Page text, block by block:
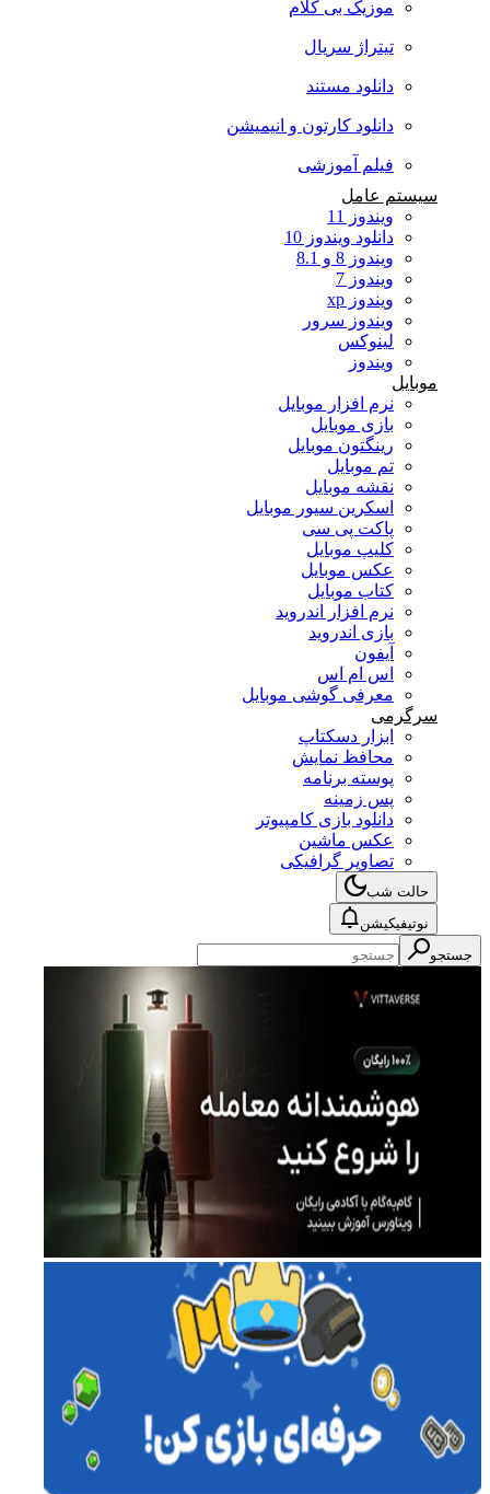
موزیک بی کلام
تیتراژ سریال
دانلود مستند
دانلود کارتون و انیمیشن
فیلم آموزشی
سیستم عامل
ویندوز 11
دانلود ویندوز 10
ویندوز 8 و 8.1
ویندوز 7
ویندوز xp
ویندوز سرور
لینوکس
ویندوز
موبایل
نرم افزار موبایل
بازی موبایل
رینگتون موبایل
تم موبایل
نقشه موبایل
اسکرین سیور موبایل
پاکت پی سی
کلیپ موبایل
عکس موبایل
کتاب موبایل
نرم افزار اندروید
بازی اندروید
آیفون
اس ام اس
معرفی گوشی موبایل
سرگرمی
ابزار دسکتاپ
محافظ نمایش
پوسته برنامه
پس زمینه
دانلود بازی کامپیوتر
عکس ماشین
تصاویر گرافیکی
حالت شب
نوتیفیکیشن
جستجو